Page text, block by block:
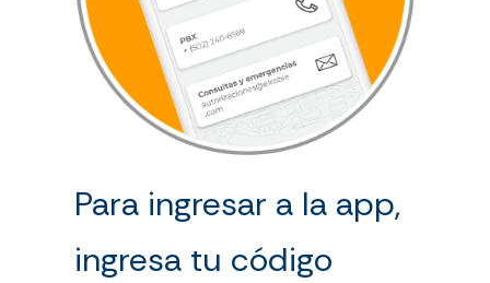
Para ingresar a la app,
ingresa tu código